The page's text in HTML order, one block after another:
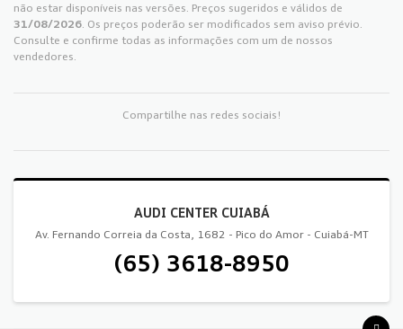
não estar disponíveis nas versões. Preços sugeridos e válidos de
31/08/2026. Os preços poderão ser modificados sem aviso prévio.
Consulte e confirme todas as informações com um de nossos
vendedores.
Compartilhe nas redes sociais!
AUDI CENTER CUIABÁ
Av. Fernando Correia da Costa, 1682 - Pico do Amor - Cuiabá-MT
(65) 3618-8950